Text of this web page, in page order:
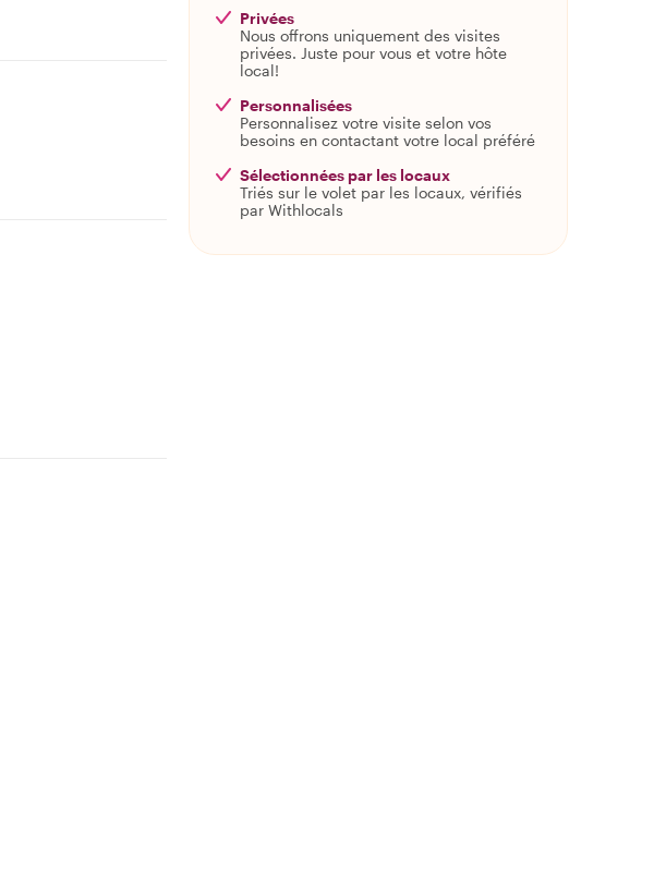
Privées
Nous offrons uniquement des visites
privées. Juste pour vous et votre hôte
local!
Personnalisées
Personnalisez votre visite selon vos
besoins en contactant votre local préféré
Sélectionnées par les locaux
Triés sur le volet par les locaux, vérifiés
par Withlocals